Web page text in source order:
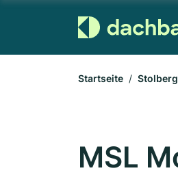
Startseite Stolberg
MSL